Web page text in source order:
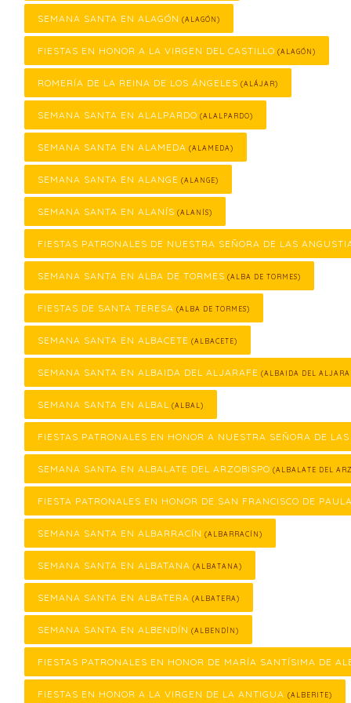
SEMANA SANTA EN ALAGÓN (ALAGÓN)
FIESTAS EN HONOR A LA VIRGEN DEL CASTILLO (ALAGÓN)
ROMERÍA DE LA REINA DE LOS ÁNGELES (ALÁJAR)
SEMANA SANTA EN ALALPARDO (ALALPARDO)
SEMANA SANTA EN ALAMEDA (ALAMEDA)
SEMANA SANTA EN ALANGE (ALANGE)
SEMANA SANTA EN ALANÍS (ALANÍS)
FIESTAS PATRONALES DE NUESTRA SEÑORA DE LAS
SEMANA SANTA EN ALBA DE TORMES (ALBA DE TORMES)
FIESTAS DE SANTA TERESA (ALBA DE TORMES)
SEMANA SANTA EN ALBACETE (ALBACETE)
SEMANA SANTA EN ALBAIDA DEL ALJARAFE (ALBAIDA DEL
SEMANA SANTA EN ALBAL (ALBAL)
FIESTAS PATRONALES EN HONOR A NUESTRA SEÑORA DE
SEMANA SANTA EN ALBALATE DEL ARZOBISPO (ALBALATE DEL
FIESTA PATRONALES EN HONOR DE SAN FRANCISCO DE
SEMANA SANTA EN ALBARRACÍN (ALBARRACÍN)
SEMANA SANTA EN ALBATANA (ALBATANA)
SEMANA SANTA EN ALBATERA (ALBATERA)
SEMANA SANTA EN ALBENDÍN (ALBENDÍN)
FIESTAS PATRONALES EN HONOR DE MARÍA SANTÍSIMA DE
FIESTAS EN HONOR A LA VIRGEN DE LA ANTIGUA (ALBERITE)